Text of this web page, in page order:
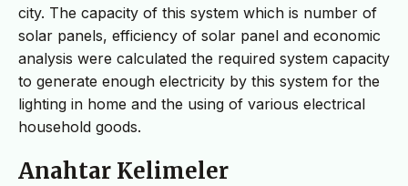
city. The capacity of this system which is number of
solar panels, efficiency of solar panel and economic
analysis were calculated the required system capacity
to generate enough electricity by this system for the
lighting in home and the using of various electrical
household goods.
Anahtar Kelimeler